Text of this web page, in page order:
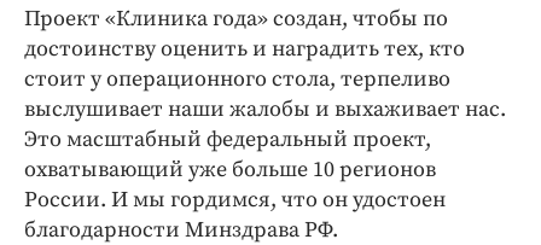
Блоги
Издания
Медиаперсона
Интересное чтиво
Клиника года
Бренд года
Работодатель года
Проект «Клиника года» создан, чтобы по
достоинству оценить и наградить тех, кто
стоит у операционного стола, терпеливо
выслушивает наши жалобы и выхаживает нас.
Это масштабный федеральный проект,
охватывающий уже больше 10 регионов
России. И мы гордимся, что он удостоен
благодарности Минздрава РФ.